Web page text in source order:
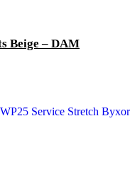
Beige – DAM